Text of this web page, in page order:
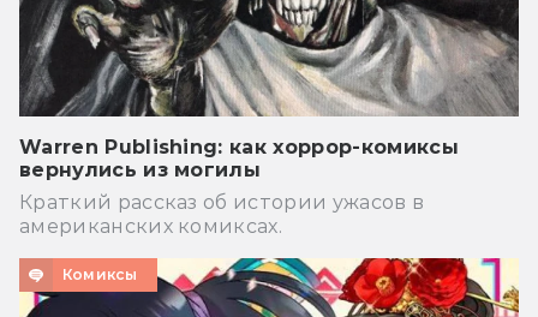
Warren Publishing: как хоррор-комиксы
вернулись из могилы
Краткий рассказ об истории ужасов в
американских комиксах.
Комиксы